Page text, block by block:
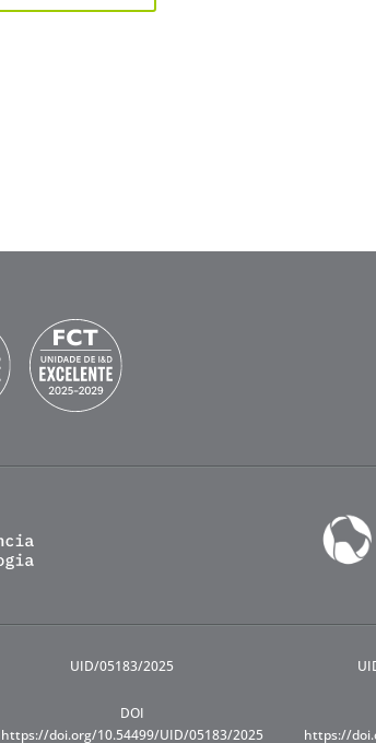
UID/05183/2025
DOI
https://doi.org/10.54499/UID/05183/2025
https://